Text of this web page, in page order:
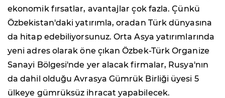
ekonomik fırsatlar, avantajlar çok fazla. Çünkü
Özbekistan'daki yatırımla, oradan Türk dünyasına
da hitap edebiliyorsunuz. Orta Asya yatırımlarında
yeni adres olarak öne çıkan Özbek-Türk Organize
Sanayi Bölgesi'nde yer alacak firmalar, Rusya'nın
da dahil olduğu Avrasya Gümrük Birliği üyesi 5
ülkeye gümrüksüz ihracat yapabilecek.